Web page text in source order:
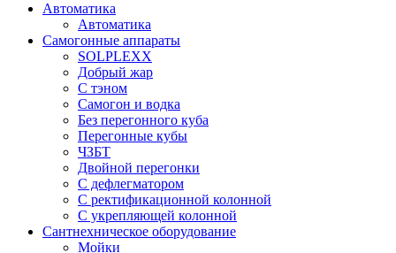
Автоматика
Автоматика
Самогонные аппараты
SOLPLEXX
Добрый жар
С тэном
Самогон и водка
Без перегонного куба
Перегонные кубы
ЧЗБТ
Двойной перегонки
С дефлегматором
С ректификационной колонной
С укрепляющей колонной
Сантнехническое оборудование
Мойки